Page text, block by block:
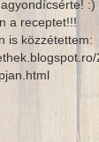
:)
a receptet!!!
is közzétettem: